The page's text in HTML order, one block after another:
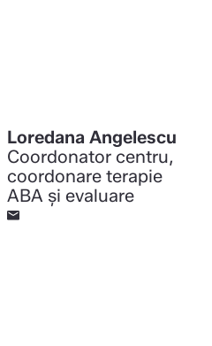
Loredana Angelescu
Coordonator centru,
coordonare terapie
ABA și evaluare